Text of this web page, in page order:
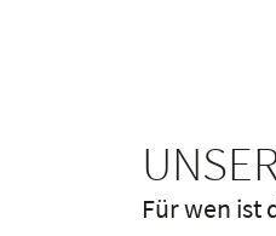
Für wen ist